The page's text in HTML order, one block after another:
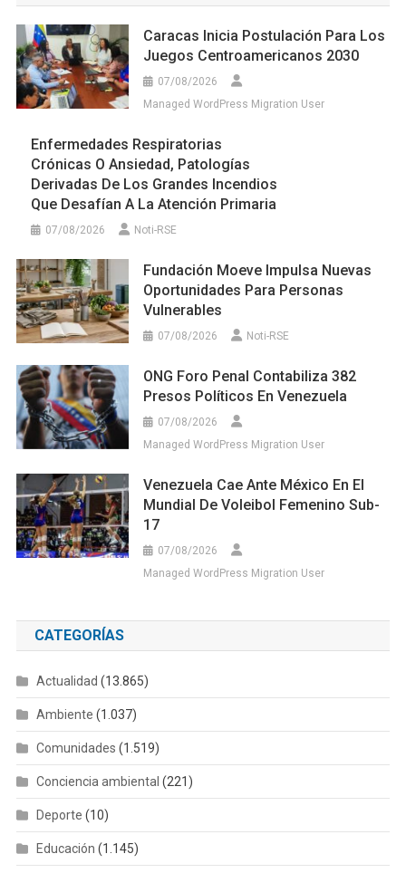
Caracas Inicia Postulación Para Los
Juegos Centroamericanos 2030
07/08/2026
Managed WordPress Migration User
Enfermedades Respiratorias
Crónicas O Ansiedad, Patologías
Derivadas De Los Grandes Incendios
Que Desafían A La Atención Primaria
07/08/2026 Noti-RSE
Fundación Moeve Impulsa Nuevas
Oportunidades Para Personas
Vulnerables
07/08/2026 Noti-RSE
ONG Foro Penal Contabiliza 382
Presos Políticos En Venezuela
07/08/2026
Managed WordPress Migration User
Venezuela Cae Ante México En El
Mundial De Voleibol Femenino Sub-
17
07/08/2026
Managed WordPress Migration User
CATEGORÍAS
Actualidad (13.865)
Ambiente (1.037)
Comunidades (1.519)
Conciencia ambiental (221)
Deporte (10)
Educación (1.145)